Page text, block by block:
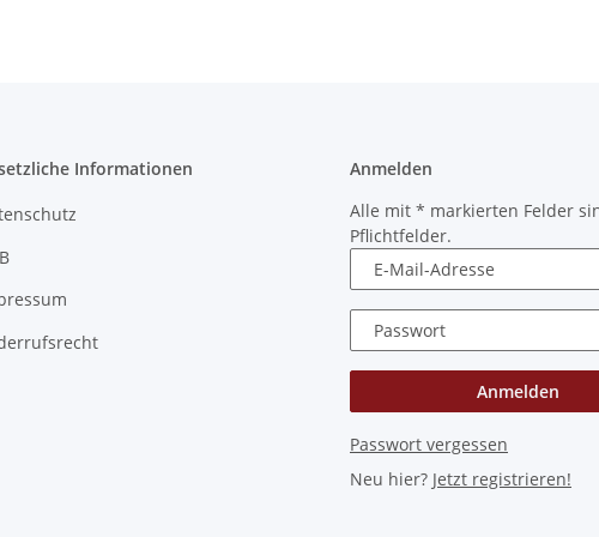
Informationen
Anmelden
Alle mit * markierten Felder
Pflichtfelder.
E-Mail-Adresse
Passwort
Anmelden
Passwort vergessen
Neu hier? Jetzt registrieren!